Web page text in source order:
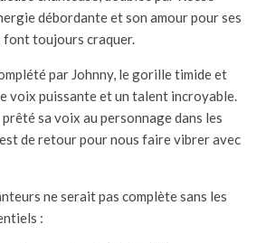
débordante et son amour pour ses
font toujours craquer.
par Johnny, le gorille timide et
voix puissante et un talent incroyable.
sa voix au personnage dans les
de retour pour nous faire vibrer avec
ne serait pas complète sans les
: